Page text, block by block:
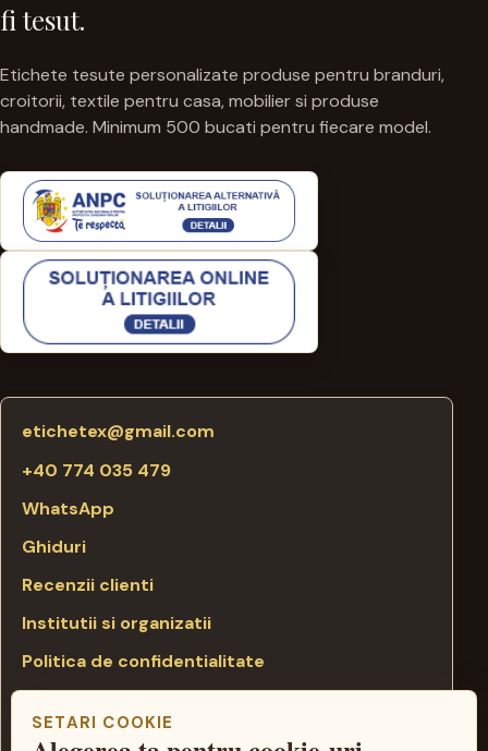
fi tesut.
Etichete tesute personalizate produse pentru branduri,
croitorii, textile pentru casa, mobilier si produse
handmade. Minimum 500 bucati pentru fiecare model.
etichetex@gmail.com
+40 774 035 479
WhatsApp
Ghiduri
Recenzii clienti
Institutii si organizatii
Politica de confidentialitate
Termeni si conditii
SETARI COOKIE